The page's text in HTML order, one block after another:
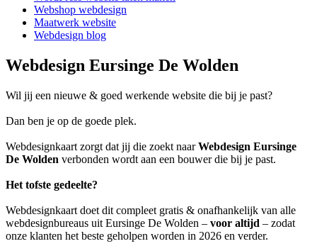
Webshop webdesign
Maatwerk website
Webdesign blog
Webdesign Eursinge De Wolden
Wil jij een nieuwe & goed werkende website die bij je past?
Dan ben je op de goede plek.
Webdesignkaart zorgt dat jij die zoekt naarWebdesign Eursinge
De Wolden verbonden wordt aan een bouwer die bij je past.
Het tofste gedeelte?
Webdesignkaart doet dit compleet gratis & onafhankelijk van alle
webdesignbureaus uit Eursinge De Wolden – voor altijd – zodat
onze klanten het beste geholpen worden in 2026 en verder.